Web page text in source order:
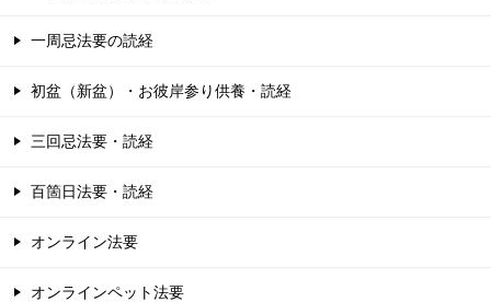
一周忌法要の読経
初盆（新盆）・お彼岸参り供養・読経
三回忌法要・読経
百箇日法要・読経
オンライン法要
オンラインペット法要